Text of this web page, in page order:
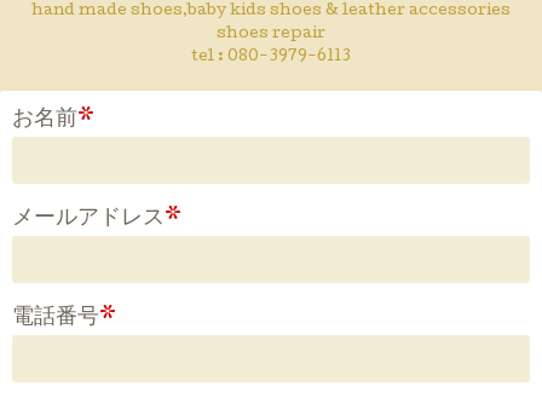
hand made shoes,baby kids shoes & leather accessories
shoes repair
tel : 080-3979-6113
お名前*
メールアドレス*
電話番号*